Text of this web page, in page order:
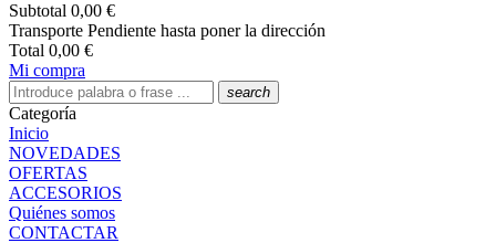
Subtotal 0,00 €
Transporte Pendiente hasta poner la dirección
Total 0,00 €
Mi compra
search
Categoría
Inicio
NOVEDADES
OFERTAS
ACCESORIOS
Quiénes somos
CONTACTAR